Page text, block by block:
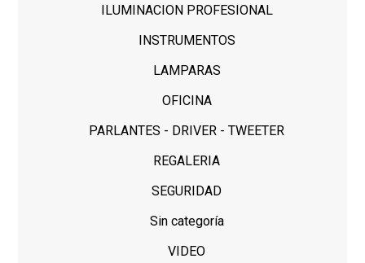
ILUMINACION PROFESIONAL
INSTRUMENTOS
LAMPARAS
OFICINA
PARLANTES - DRIVER - TWEETER
REGALERIA
SEGURIDAD
Sin categoría
VIDEO